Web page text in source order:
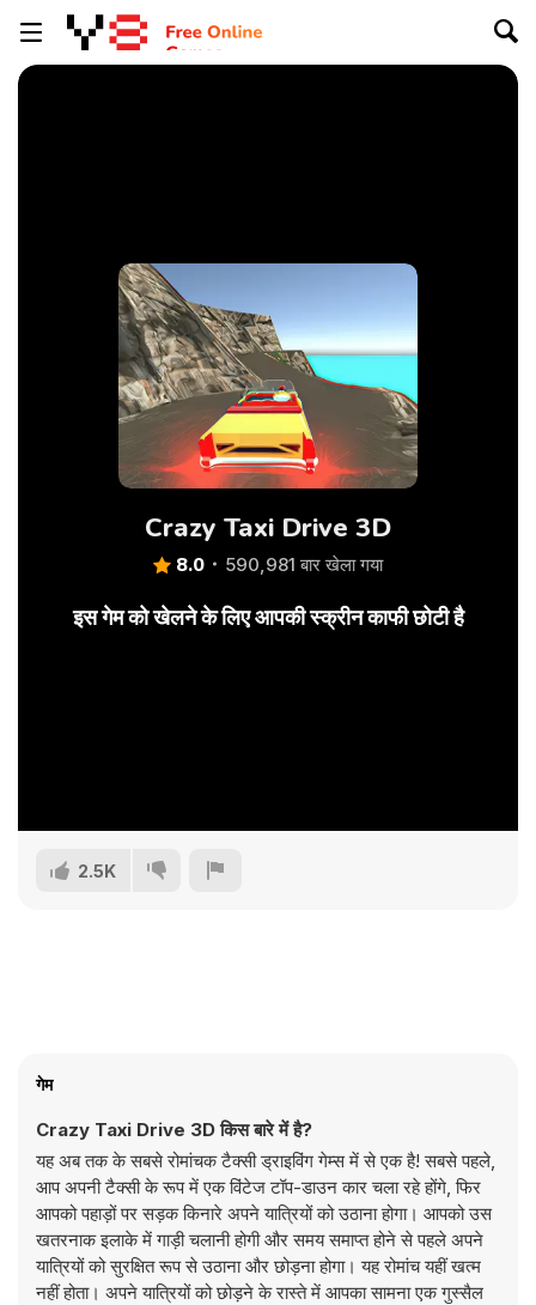
Crazy Taxi Drive 3D
8.0 590,981 बार खेला गया
इस गेम को खेलने के लिए आपकी स्क्रीन काफी छोटी है
2.5K
गेम
Crazy Taxi Drive 3D किस बारे में है?
यह अब तक के सबसे रोमांचक टैक्सी ड्राइविंग गेम्स में से एक है! सबसे पहले,
आप अपनी टैक्सी के रूप में एक विंटेज टॉप-डाउन कार चला रहे होंगे, फिर
आपको पहाड़ों पर सड़क किनारे अपने यात्रियों को उठाना होगा। आपको उस
खतरनाक इलाके में गाड़ी चलानी होगी और समय समाप्त होने से पहले अपने
यात्रियों को सुरक्षित रूप से उठाना और छोड़ना होगा। यह रोमांच यहीं खत्म
नहीं होता। अपने यात्रियों को छोड़ने के रास्ते में आपका सामना एक गुस्सैल